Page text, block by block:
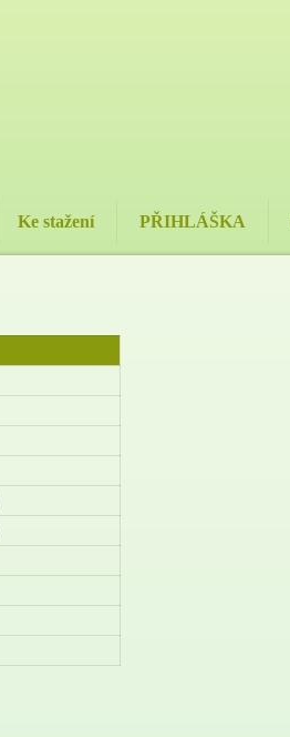
Ke stažení PŘIHLÁŠKA